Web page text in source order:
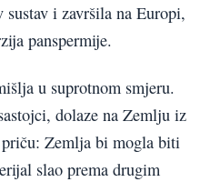
i završila na Europi,
panspermije.
u suprotnom smjeru.
dolaze na Zemlju iz
priču: Zemlja bi mogla biti
slao prema drugim